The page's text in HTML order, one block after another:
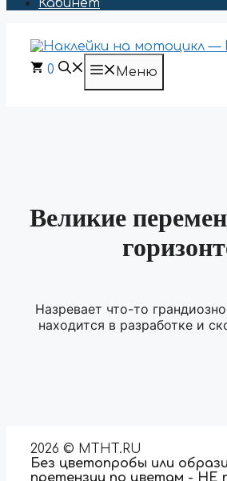
Кабинет
0 Меню
Великие
Назревает что-то
находится в разработке и
2026 © MTHT.RU
Без цветопробы или
претензии по цветам - НЕ